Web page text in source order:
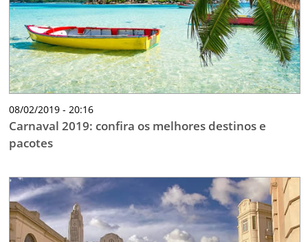
08/02/2019 - 20:16
Carnaval 2019: confira os melhores destinos e
pacotes